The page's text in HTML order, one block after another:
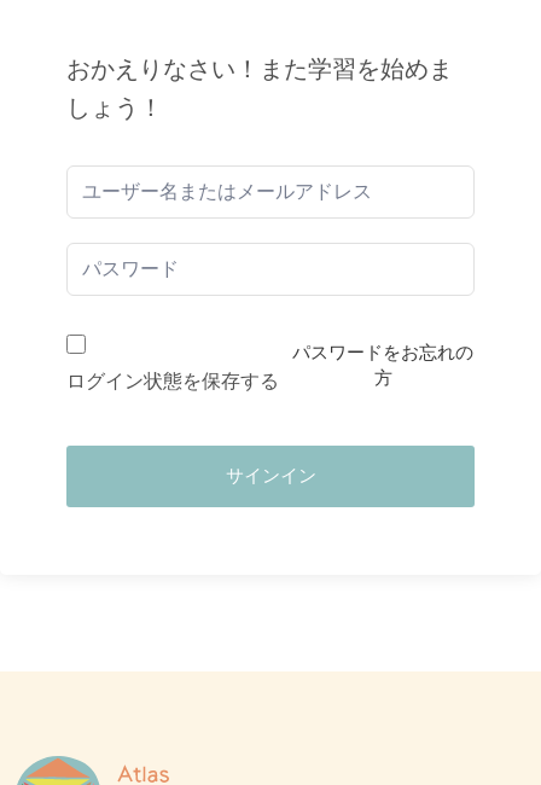
おかえりなさい！また学習を始めま
しょう！
ログイン状態を保存する
パスワードをお忘れの
方
サインイン